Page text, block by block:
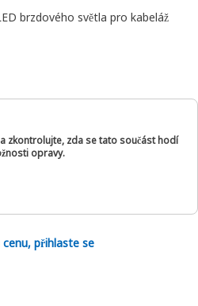
brzdového světla pro kabeláž
zkontrolujte, zda se tato součást hodí
opravy.
přihlaste se